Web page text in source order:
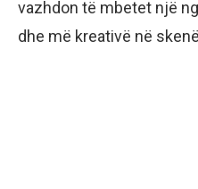
vazhdon të mbetet një
dhe më kreativë në